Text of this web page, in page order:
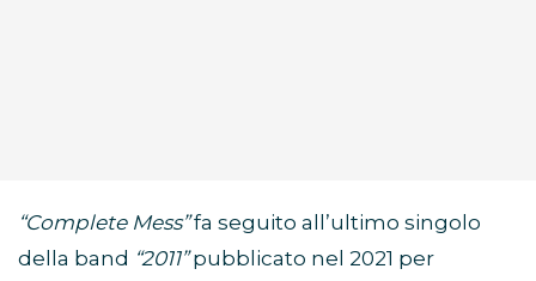
“Complete Mess”fa seguito all’ultimo singolo
della band “2011”pubblicato nel 2021 per